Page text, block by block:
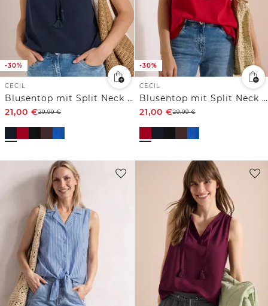
-30%
CECIL
Blusentop mit Split Neck und Bändern
21,00 €29,99€
-30%
CECIL
Blusentop mit Split Neck und Bändern
21,00 €29,99€